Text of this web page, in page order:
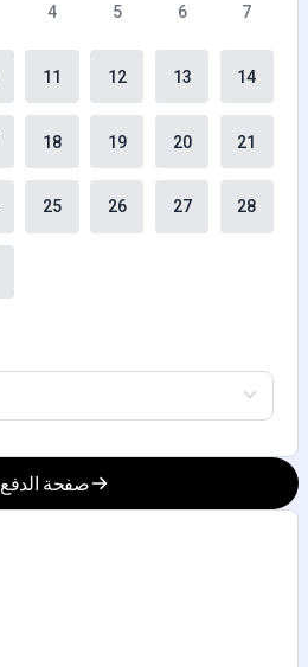
4 5 6 7
11 12 13 14
18 19 20 21
25 26 27 28
صفحة الدفع